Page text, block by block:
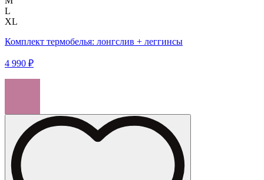
L
XL
Комплект термобелья: лонгслив + леггинсы
4 990 ₽